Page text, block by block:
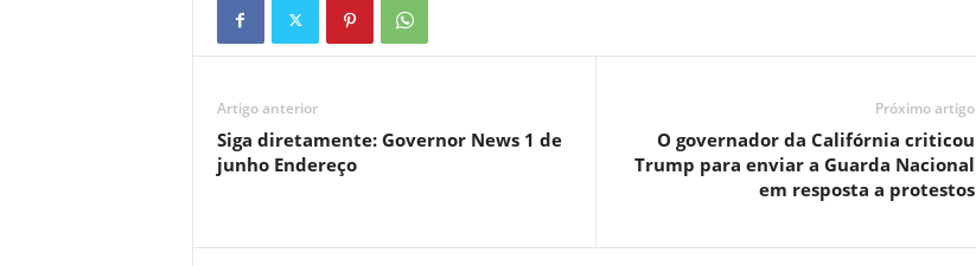
Artigo anterior
Siga diretamente: Governor News 1 de
junho Endereço
Próximo artigo
O governador da Califórnia criticou
Trump para enviar a Guarda Nacional
em resposta a protestos